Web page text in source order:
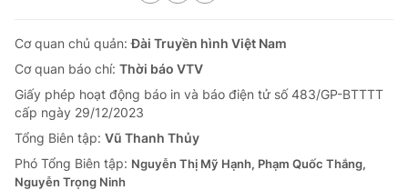
Cơ quan chủ quản:Đài Truyền hình Việt Nam
Cơ quan báo chí: Thời báo VTV
Giấy phép hoạt động báo in và báo điện tử số 483/GP-BTTTT
cấp ngày 29/12/2023
Tổng Biên tập: Vũ Thanh Thủy
Phó Tổng Biên tập: Nguyễn Thị Mỹ Hạnh, Phạm Quốc Thắng,
Nguyễn Trọng Ninh